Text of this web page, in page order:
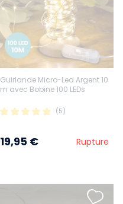
Guirlande Micro-Led Argent 10
m avec Bobine 100 LEDs
(5)
19,95 € Rupture